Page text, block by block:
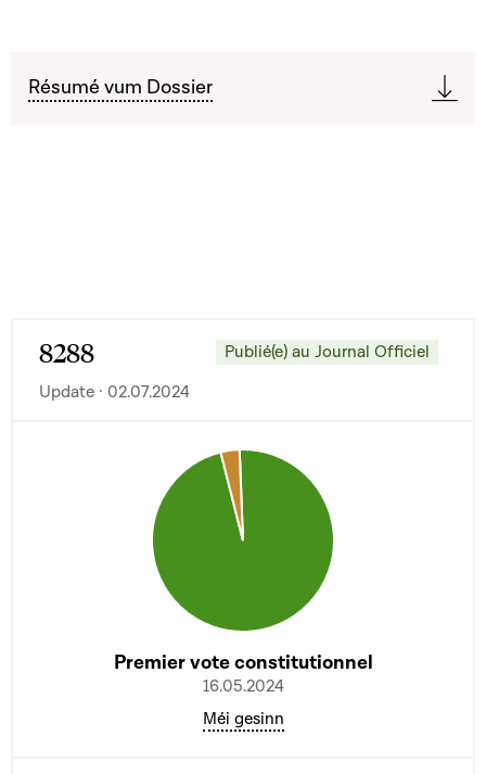
Résumé vum Dossier
8288
Publié(e) au Journal Officiel
Update · 02.07.2024
Premier vote constitutionnel
16.05.2024
Méi gesinn